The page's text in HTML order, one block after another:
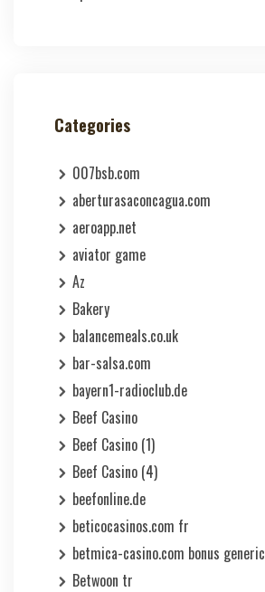
Categories
007bsb.com
aberturasaconcagua.com
aeroapp.net
aviator game
Az
Bakery
balancemeals.co.uk
bar-salsa.com
bayern1-radioclub.de
Beef Casino
Beef Casino (1)
Beef Casino (4)
beefonline.de
beticocasinos.com fr
betmica-casino.com bonus generic
Betwoon tr